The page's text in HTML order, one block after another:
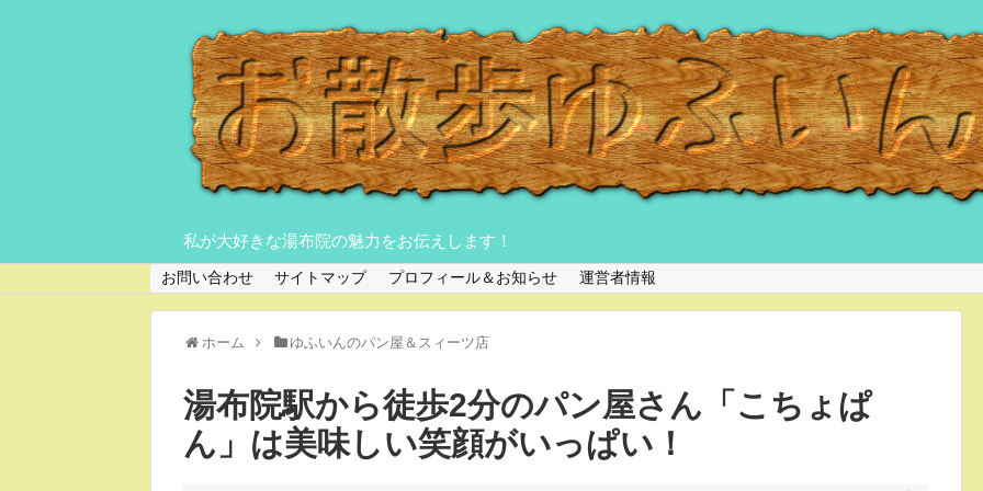
私が大好きな湯布院の魅力をお伝えします！
お問い合わせ サイトマップ プロフィール＆お知らせ 運営者情報
ホーム ゆふいんのパン屋＆スィーツ店
湯布院駅から徒歩2分のパン屋さん「こちょぱ
ん」は美味しい笑顔がいっぱい！